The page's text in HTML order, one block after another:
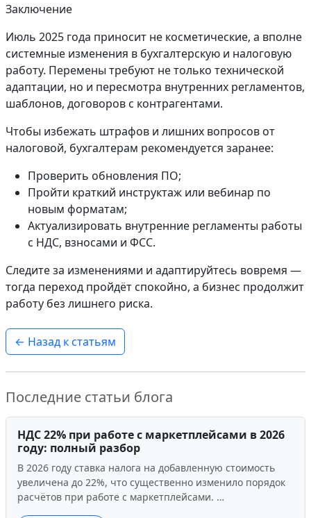
Заключение
Июль 2025 года приносит не косметические, а вполне
системные изменения в бухгалтерскую и налоговую
работу. Перемены требуют не только технической
адаптации, но и пересмотра внутренних регламентов,
шаблонов, договоров с контрагентами.
Чтобы избежать штрафов и лишних вопросов от
налоговой, бухгалтерам рекомендуется заранее:
Проверить обновления ПО;
Пройти краткий инструктаж или вебинар по
новым форматам;
Актуализировать внутренние регламенты работы
с НДС, взносами и ФСС.
Следите за изменениями и адаптируйтесь вовремя —
тогда переход пройдёт спокойно, а бизнес продолжит
работу без лишнего риска.
← Назад к статьям
Последние статьи блога
НДС 22% при работе с маркетплейсами в 2026
году: полный разбор
В 2026 году ставка налога на добавленную стоимость
увеличена до 22%, что существенно изменило порядок
расчётов при работе с маркетплейсами. …